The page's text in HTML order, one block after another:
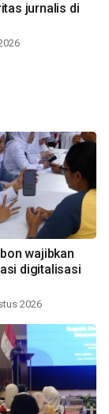
jurnalis di
wajibkan
digitalisasi
2026